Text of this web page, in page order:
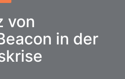
von
in der